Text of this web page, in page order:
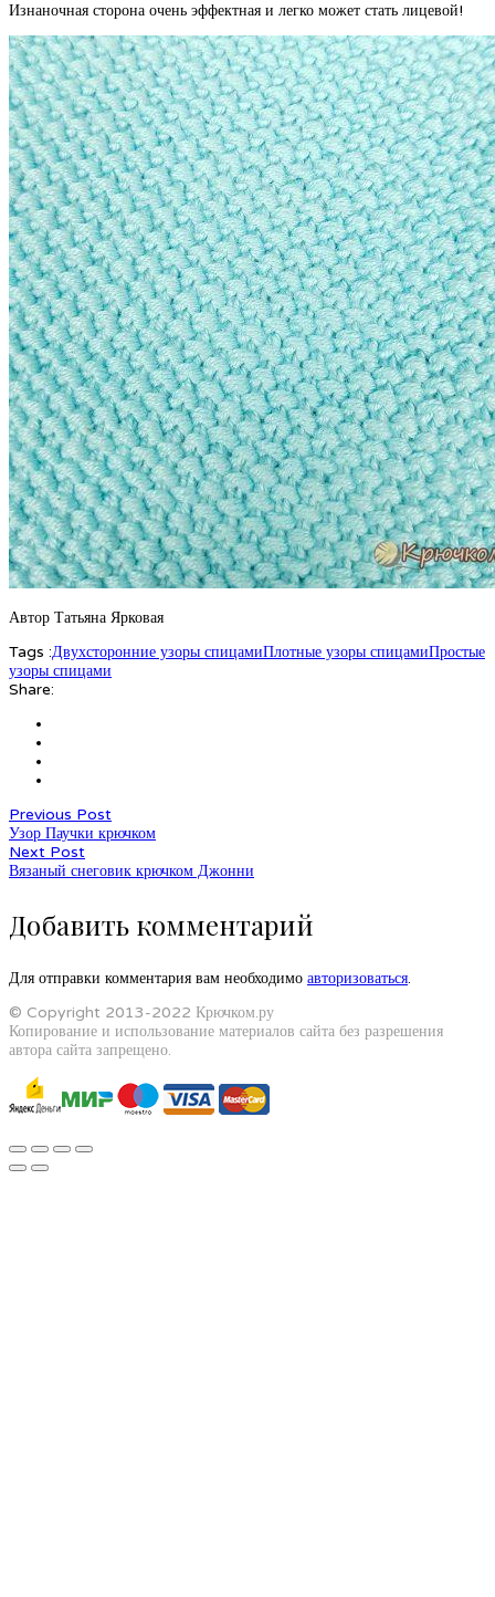
Изнаночная сторона очень эффектная и легко может стать лицевой!
Автор Татьяна Ярковая
Tags :Двухсторонние узоры спицамиПлотные узоры спицамиПростые
узоры спицами
Share:
Previous Post
Узор Паучки крючком
Next Post
Вязаный снеговик крючком Джонни
Добавить комментарий
Для отправки комментария вам необходимо авторизоваться.
© Copyright 2013-2022 Крючком.ру
Копирование и использование материалов сайта без разрешения
автора сайта запрещено.